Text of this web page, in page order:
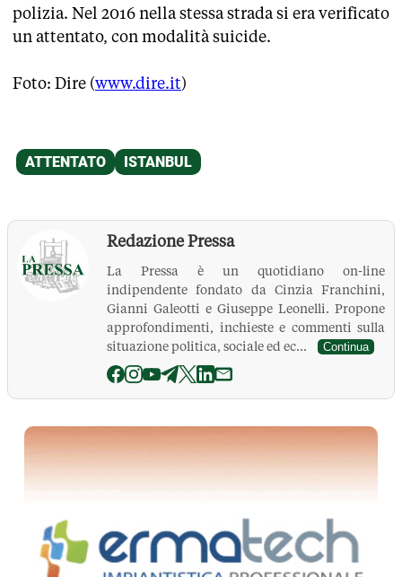
polizia. Nel 2016 nella stessa strada si era verificato
un attentato, con modalità suicide.
Foto: Dire (www.dire.it)
Redazione Pressa
La Pressa è un quotidiano on-line
indipendente fondato da Cinzia Franchini,
Gianni Galeotti e Giuseppe Leonelli. Propone
approfondimenti, inchieste e commenti sulla
situazione politica, sociale ed ec...
Continua
La Pressa